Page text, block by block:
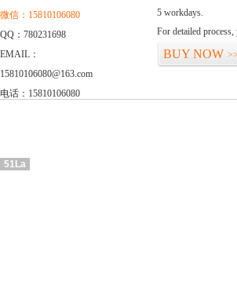
微信：15810106080
QQ：780231698
EMAIL：
15810106080@163.com
电话：15810106080
5 workdays.
For detailed process,
BUY NOW >>
51La